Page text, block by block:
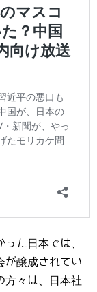
た日本では、
が醸成されてい
方々は、日本社